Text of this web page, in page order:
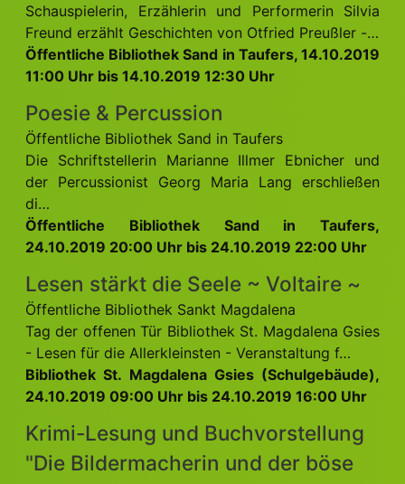
Schauspielerin, Erzählerin und Performerin Silvia
Freund erzählt Geschichten von Otfried Preußler -…
Öffentliche Bibliothek Sand in Taufers, 14.10.2019
11:00 Uhr bis 14.10.2019 12:30 Uhr
Poesie & Percussion
Öffentliche Bibliothek Sand in Taufers
Die Schriftstellerin Marianne Illmer Ebnicher und
der Percussionist Georg Maria Lang erschließen
di…
Öffentliche Bibliothek Sand in Taufers,
24.10.2019 20:00 Uhr bis 24.10.2019 22:00 Uhr
Lesen stärkt die Seele ~ Voltaire ~
Öffentliche Bibliothek Sankt Magdalena
Tag der offenen Tür Bibliothek St. Magdalena Gsies
- Lesen für die Allerkleinsten - Veranstaltung f…
Bibliothek St. Magdalena Gsies (Schulgebäude),
24.10.2019 09:00 Uhr bis 24.10.2019 16:00 Uhr
Krimi-Lesung und Buchvorstellung
"Die Bildermacherin und der böse